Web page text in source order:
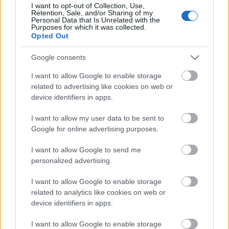
I want to opt-out of Collection, Use,
Retention, Sale, and/or Sharing of my
Personal Data that Is Unrelated with the
Purposes for which it was collected.
Opted Out
Google consents
I want to allow Google to enable storage
related to advertising like cookies on web or
device identifiers in apps.
I want to allow my user data to be sent to
Google for online advertising purposes.
I want to allow Google to send me
personalized advertising.
I want to allow Google to enable storage
related to analytics like cookies on web or
device identifiers in apps.
I want to allow Google to enable storage
Boss Niggerigazán különleges csemege, hisz
komoly, illetve az olaszok által tökélyre csiszolt